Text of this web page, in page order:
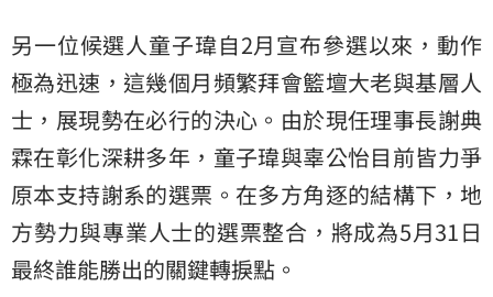
另一位候選人童子瑋自2月宣布參選以來，動作
極為迅速，這幾個月頻繁拜會籃壇大老與基層人
士，展現勢在必行的決心。由於現任理事長謝典
霖在彰化深耕多年，童子瑋與辜公怡目前皆力爭
原本支持謝系的選票。在多方角逐的結構下，地
方勢力與專業人士的選票整合，將成為5月31日
最終誰能勝出的關鍵轉捩點。